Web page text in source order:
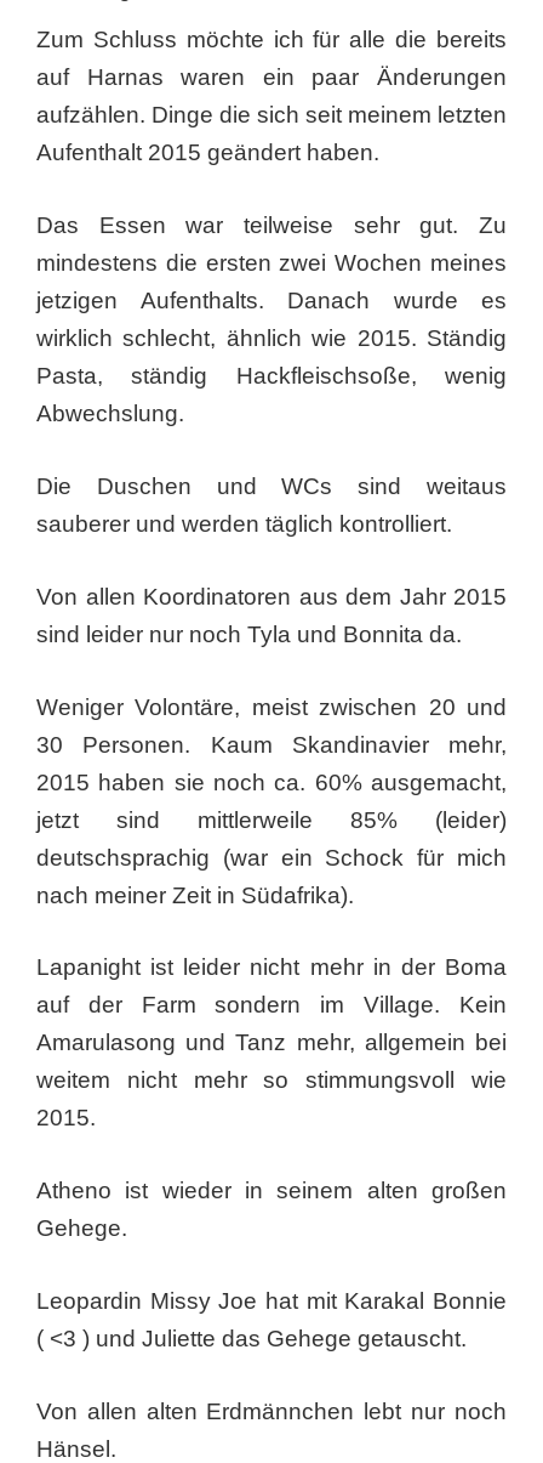
Zum Schluss möchte ich für alle die bereits
auf Harnas waren ein paar Änderungen
aufzählen. Dinge die sich seit meinem letzten
Aufenthalt 2015 geändert haben.
Das Essen war teilweise sehr gut. Zu
mindestens die ersten zwei Wochen meines
jetzigen Aufenthalts. Danach wurde es
wirklich schlecht, ähnlich wie 2015. Ständig
Pasta, ständig Hackfleischsoße, wenig
Abwechslung.
Die Duschen und WCs sind weitaus
sauberer und werden täglich kontrolliert.
Von allen Koordinatoren aus dem Jahr 2015
sind leider nur noch Tyla und Bonnita da.
Weniger Volontäre, meist zwischen 20 und
30 Personen. Kaum Skandinavier mehr,
2015 haben sie noch ca. 60% ausgemacht,
jetzt sind mittlerweile 85% (leider)
deutschsprachig (war ein Schock für mich
nach meiner Zeit in Südafrika).
Lapanight ist leider nicht mehr in der Boma
auf der Farm sondern im Village. Kein
Amarulasong und Tanz mehr, allgemein bei
weitem nicht mehr so stimmungsvoll wie
2015.
Atheno ist wieder in seinem alten großen
Gehege.
Leopardin Missy Joe hat mit Karakal Bonnie
( <3 ) und Juliette das Gehege getauscht.
Von allen alten Erdmännchen lebt nur noch
Hänsel.